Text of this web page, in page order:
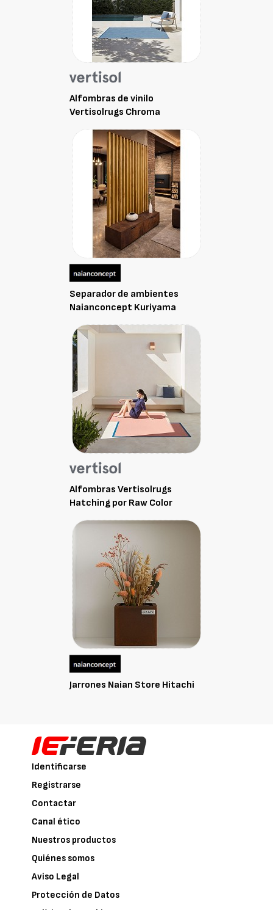
Alfombras de vinilo
Vertisolrugs Chroma
Separador de ambientes
Naianconcept Kuriyama
Alfombras Vertisolrugs
Hatching por Raw Color
Jarrones Naian Store Hitachi
Identificarse
Registrarse
Contactar
Canal ético
Nuestros productos
Quiénes somos
Aviso Legal
Protección de Datos